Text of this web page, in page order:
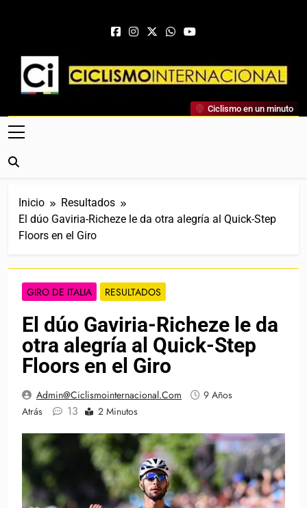
Ciclismo Internacional
Web Dedicada Al Ciclismo Mundial. Entrevistas, Análisis,
Crónicas, Previas Y Más. La Web Ciclista De Referencia.
Ciclismo en un minuto
Inicio
Resultados
El dúo Gaviria-Richeze le da otra alegría al Quick-Step
Floors en el Giro
GIRO DE ITALIA RESULTADOS
El dúo Gaviria-Richeze le da
otra alegría al Quick-Step
Floors en el Giro
Admin@ciclismointernacional.com
9 Años
Atrás
13 2 Minutos